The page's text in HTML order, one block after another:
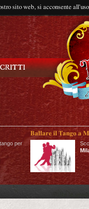
sito web, si acconsente
per
Ballare il Tango a